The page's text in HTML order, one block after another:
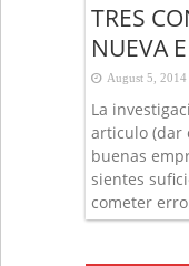
TRES
NUEVA
August 5, 2014
La
articulo (dar
buenas
sientes
cometer